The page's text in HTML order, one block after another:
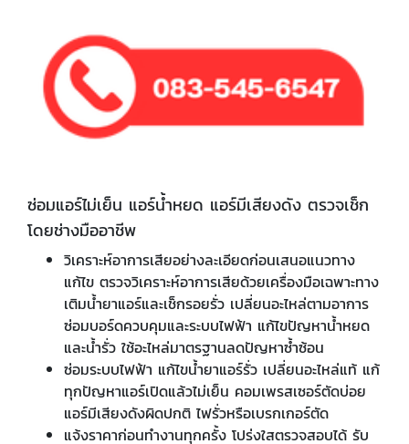
ซ่อมแอร์ไม่เย็น แอร์น้ำหยด แอร์มีเสียงดัง ตรวจเช็ก
โดยช่างมืออาชีพ
วิเคราะห์อาการเสียอย่างละเอียดก่อนเสนอแนวทาง
แก้ไข ตรวจวิเคราะห์อาการเสียด้วยเครื่องมือเฉพาะทาง
เติมน้ำยาแอร์และเช็กรอยรั่ว เปลี่ยนอะไหล่ตามอาการ
ซ่อมบอร์ดควบคุมและระบบไฟฟ้า แก้ไขปัญหาน้ำหยด
และน้ำรั่ว ใช้อะไหล่มาตรฐานลดปัญหาซ้ำซ้อน
ซ่อมระบบไฟฟ้า แก้ไขน้ำยาแอร์รั่ว เปลี่ยนอะไหล่แท้ แก้
ทุกปัญหาแอร์เปิดแล้วไม่เย็น คอมเพรสเซอร์ตัดบ่อย
แอร์มีเสียงดังผิดปกติ ไฟรั่วหรือเบรกเกอร์ตัด
แจ้งราคาก่อนทำงานทุกครั้ง โปร่งใสตรวจสอบได้ รับ